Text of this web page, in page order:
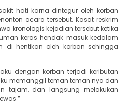
hati karna dintegur oleh korban
acara tersebut. Kasat reskrim
kronologis kejadian tersebut ketika
keras hendak masuk kedalam
di hentikan oleh korban sehingga
dengan korban terjadi keributan
memanggil teman teman nya dan
tajam, dan langsung melakukan
”